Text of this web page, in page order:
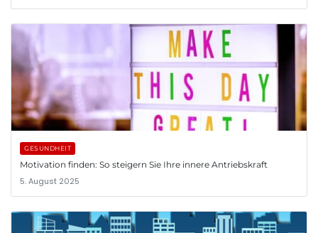
GESUNDHEIT
Motivation finden: So steigern Sie Ihre innere Antriebskraft
5. August 2025